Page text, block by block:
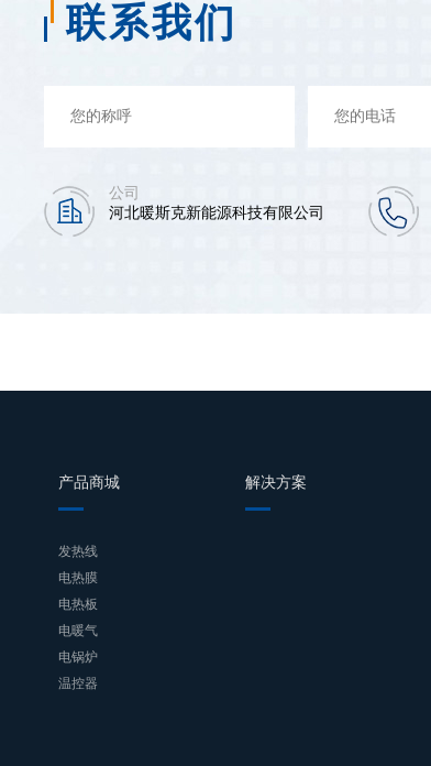
联系我们
公司
河北暖斯克新能源科技有限公司
产品商城
发热线
电热膜
电热板
电暖气
电锅炉
温控器
解决方案